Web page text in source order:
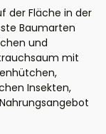
der Fläche in der
Baumarten
und
mit
Insekten,